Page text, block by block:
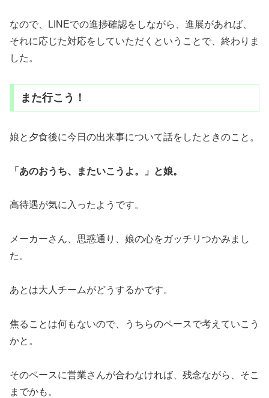
なので、LINEでの進捗確認をしながら、進展があれば、
それに応じた対応をしていただくということで、終わりま
した。
また行こう！
娘と夕食後に今日の出来事について話をしたときのこと。
「あのおうち、またいこうよ。」と娘。
高待遇が気に入ったようです。
メーカーさん、思惑通り、娘の心をガッチリつかみまし
た。
あとは大人チームがどうするかです。
焦ることは何もないので、うちらのペースで考えていこう
かと。
そのペースに営業さんが合わなければ、残念ながら、そこ
までかも。